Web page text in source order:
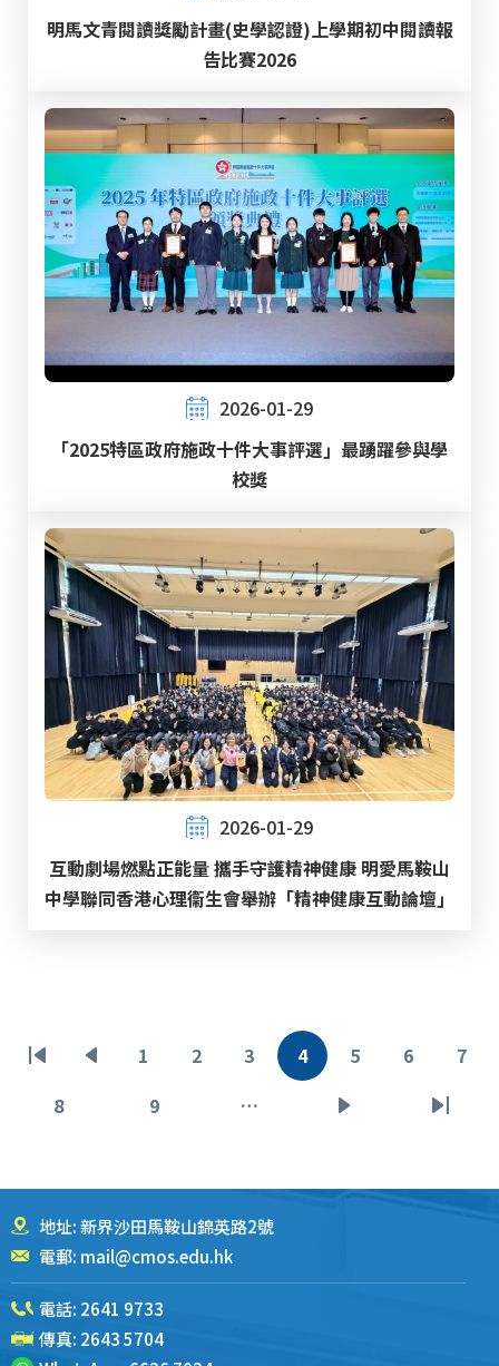
明馬文青閱讀獎勵計畫(史學認證)上學期初中閱讀報
告比賽2026
2026-01-29
「2025特區政府施政十件大事評選」最踴躍參與學
校獎
2026-01-29
互動劇場燃點正能量 攜手守護精神健康 明愛馬鞍山
中學聯同香港心理衞生會舉辦「精神健康互動論壇」
分
首
页
前
页
面
1
页
2
页
面
3
当
4
页
5
页
6
页
7
页
8
页
9 …
末
地址: 新界沙田馬鞍山錦英路2號
電郵: mail@cmos.edu.hk
電話: 2641 9733
傳真: 2643 5704